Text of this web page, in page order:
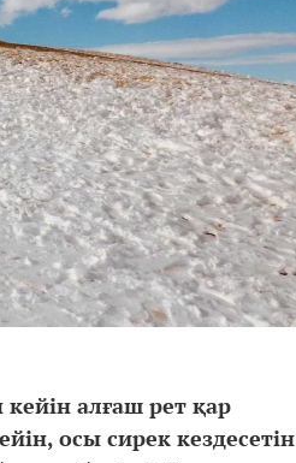
алғаш рет қар
осы сирек кездесетін